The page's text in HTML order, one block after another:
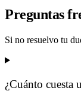
Preguntas
Si no resuelvo tu
¿Cuánto cuesta